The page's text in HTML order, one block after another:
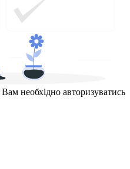
необхідно авторизуватись